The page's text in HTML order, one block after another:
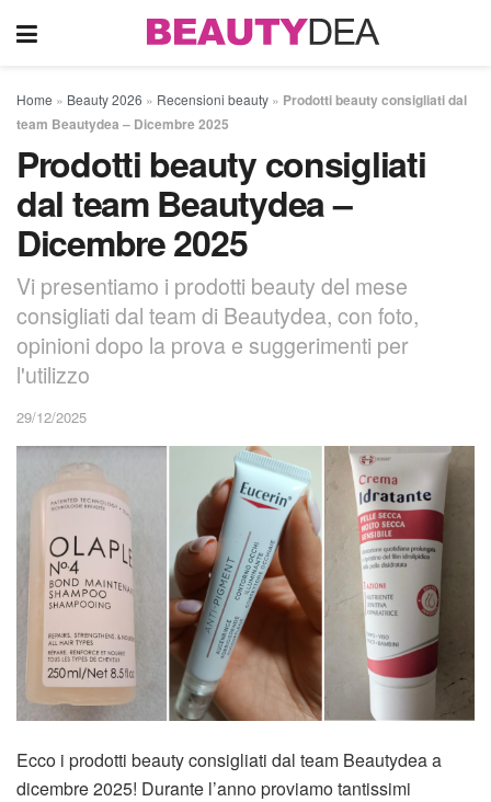
Home » Beauty 2026 » Recensioni beauty » Prodotti beauty consigliati dal
team Beautydea – Dicembre 2025
Prodotti beauty consigliati
dal team Beautydea –
Dicembre 2025
Vi presentiamo i prodotti beauty del mese
consigliati dal team di Beautydea, con foto,
opinioni dopo la prova e suggerimenti per
l'utilizzo
29/12/2025
Ecco i prodotti beauty consigliati dal team Beautydea a
dicembre 2025! Durante l’anno proviamo tantissimi